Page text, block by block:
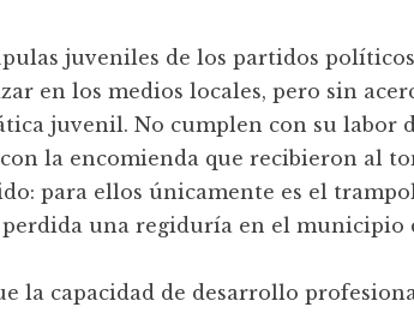
juveniles de los partidos
en los medios locales, pero sin
juvenil. No cumplen con su labor
la encomienda que recibieron al
para ellos únicamente es el
una regiduría en el municipio
la capacidad de desarrollo